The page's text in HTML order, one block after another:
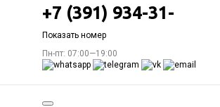
+7 (391) 934-31-
Показать номер
Пн-пт: 07:00—19:00